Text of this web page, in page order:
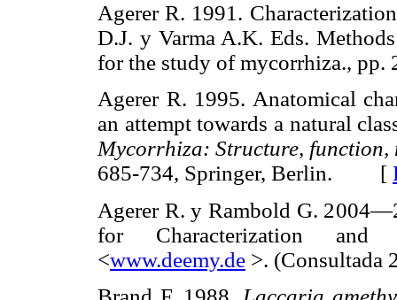
Agerer R. 1991.
D.J. y Varma A.K. Eds.
for the study of mycorrhiza.,
Agerer R. 1995. Anatomical
an attempt towards a natural
Mycorrhiza: Structure,
685-734, Springer, Berlin. [
Agerer R. y Rambold G.
for Characterization and
<www.deemy.de >.